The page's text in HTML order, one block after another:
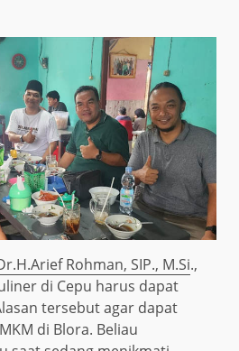
Rohman, SIP., M.Si.,
di Cepu harus dapat
tersebut agar dapat
di Blora. Beliau